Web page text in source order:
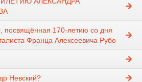
посвящённая 170-летию со дня
Франца Алексеевича Рубо
Невский?